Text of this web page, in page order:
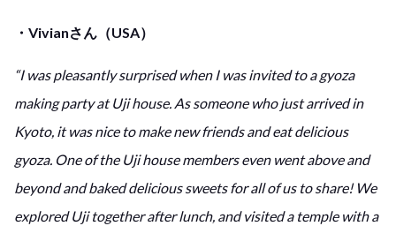
・Vivianさん（USA）
“I was pleasantly surprised when I was invited to a gyoza
making party at Uji house. As someone who just arrived in
Kyoto, it was nice to make new friends and eat delicious
gyoza. One of the Uji house members even went above and
beyond and baked delicious sweets for all of us to share! We
explored Uji together after lunch, and visited a temple with a